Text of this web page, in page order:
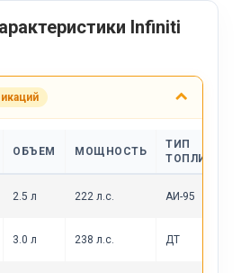
Infiniti
ОБЪЕМ МОЩНОСТЬ
ТИП
ТОПЛИВА
2.5 л 222 л.с. АИ-95
3.0 л 238 л.с. ДТ